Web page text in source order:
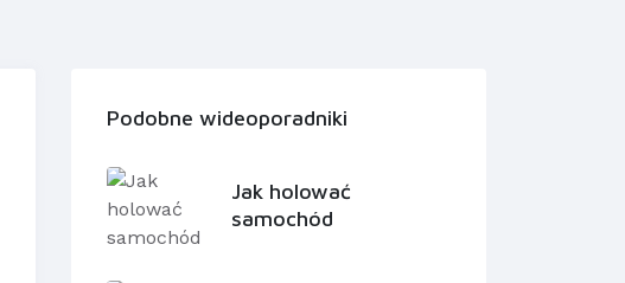
Podobne wideoporadniki
Jak holować
samochód